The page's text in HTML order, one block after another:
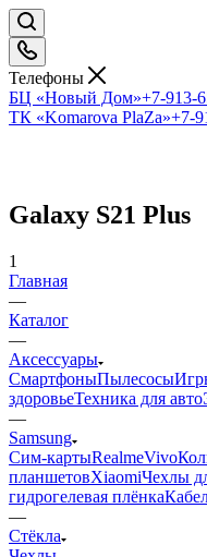
Телефоны
БЦ «Новый Дом»+7-913-
ТК «Komarova PlaZa»+7-
Galaxy S21 Plus
1
Главная
—
Каталог
—
Аксессуары
СмартфоныПылесосы
здоровьеТехника для авто
—
Samsung
Сим-картыRealmeVivo
планшетовXiaomiЧехлы
гидрогелевая плёнка
—
Стёкла